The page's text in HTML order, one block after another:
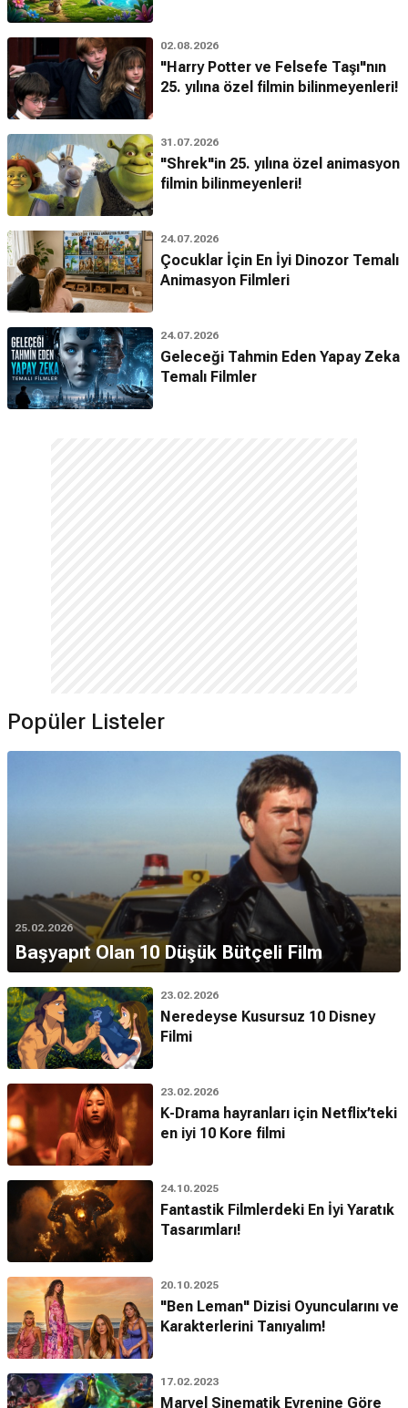
02.08.2026
"Harry Potter ve Felsefe Taşı"nın
25. yılına özel filmin bilinmeyenleri!
31.07.2026
"Shrek"in 25. yılına özel animasyon
filmin bilinmeyenleri!
24.07.2026
Çocuklar İçin En İyi Dinozor Temalı
Animasyon Filmleri
24.07.2026
Geleceği Tahmin Eden Yapay Zeka
Temalı Filmler
Popüler Listeler
25.02.2026
Başyapıt Olan 10 Düşük Bütçeli Film
23.02.2026
Neredeyse Kusursuz 10 Disney
Filmi
23.02.2026
K-Drama hayranları için Netflix’teki
en iyi 10 Kore filmi
24.10.2025
Fantastik Filmlerdeki En İyi Yaratık
Tasarımları!
20.10.2025
"Ben Leman" Dizisi Oyuncularını ve
Karakterlerini Tanıyalım!
17.02.2023
Marvel Sinematik Evrenine Göre